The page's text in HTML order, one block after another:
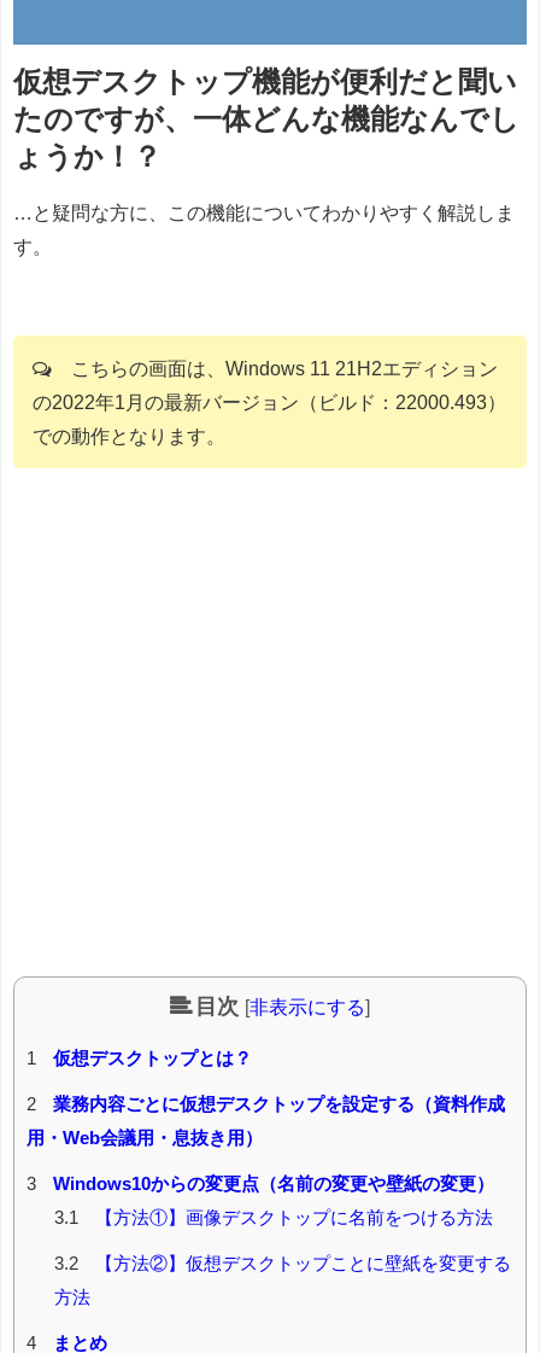
仮想デスクトップ機能が便利だと聞い
たのですが、一体どんな機能なんでし
ょうか！？
…と疑問な方に、この機能についてわかりやすく解説しま
す。
こちらの画面は、Windows 11 21H2エディション
の2022年1月の最新バージョン（ビルド：22000.493）
での動作となります。
目次 [非表示にする]
1 仮想デスクトップとは？
2
業務内容ごとに仮想デスクトップを設定する（資料作成
用・Web会議用・息抜き用）
3
Windows10からの変更点（名前の変更や壁紙の変更）
3.1
【方法①】画像デスクトップに名前をつける方法
3.2
【方法②】仮想デスクトップことに壁紙を変更する
方法
4 まとめ